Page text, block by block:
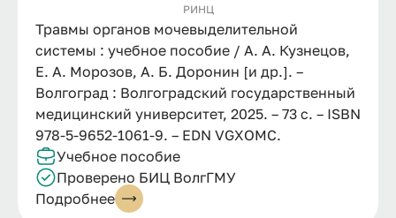
РИНЦ
Травмы органов мочевыделительной
системы : учебное пособие / А. А. Кузнецов,
Е. А. Морозов, А. Б. Доронин [и др.]. –
Волгоград : Волгоградский государственный
медицинский университет, 2025. – 73 с. – ISBN
978-5-9652-1061-9. – EDN VGXOMC.
Учебное пособие
Проверено БИЦ ВолгГМУ
Подробнее